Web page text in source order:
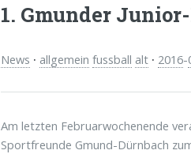
1. Gmunder
News · allgemein fussball alt · 2016-
Am letzten Februarwochenende
Sportfreunde Gmund-Dürnbach